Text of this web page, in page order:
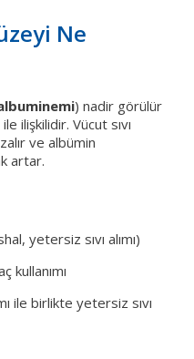
Ne
) nadir görülür
ile ilişkilidir. Vücut sıvı
ve albümin
artar.
yetersiz sıvı alımı)
kullanımı
ile birlikte yetersiz sıvı